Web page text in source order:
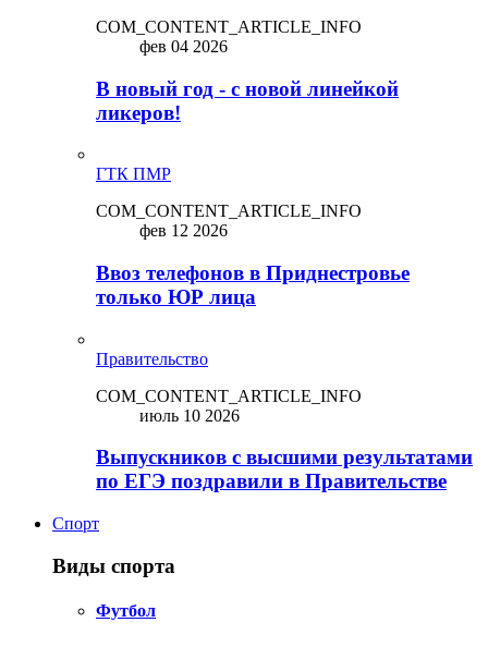
COM_CONTENT_ARTICLE_INFO
фев 04 2026
В новый год - с новой линейкой
ликepoв!
ГТК ПМР
COM_CONTENT_ARTICLE_INFO
фев 12 2026
Ввоз телефонов в Приднестровье
только ЮР лица
Правительство
COM_CONTENT_ARTICLE_INFO
июль 10 2026
Выпускников с высшими результатами
по ЕГЭ поздравили в Правительстве
Спорт
Виды спорта
Футбол